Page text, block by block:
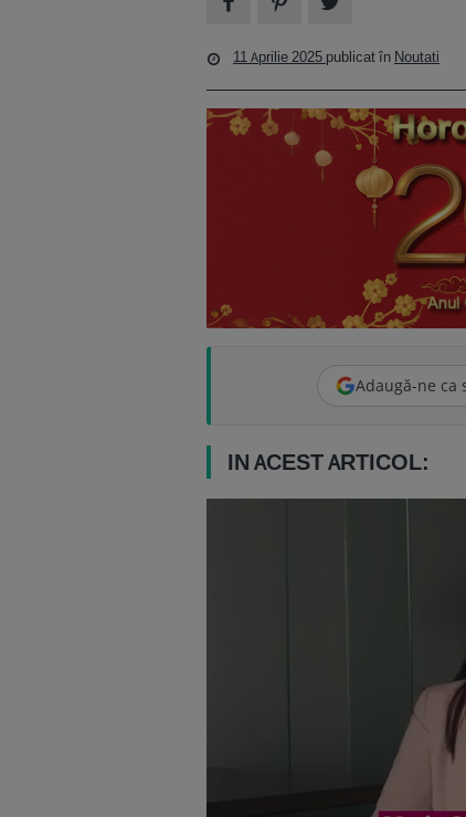
11 Aprilie 2025 publicat în Noutati
Adaugă-ne ca
IN ACEST ARTICOL: